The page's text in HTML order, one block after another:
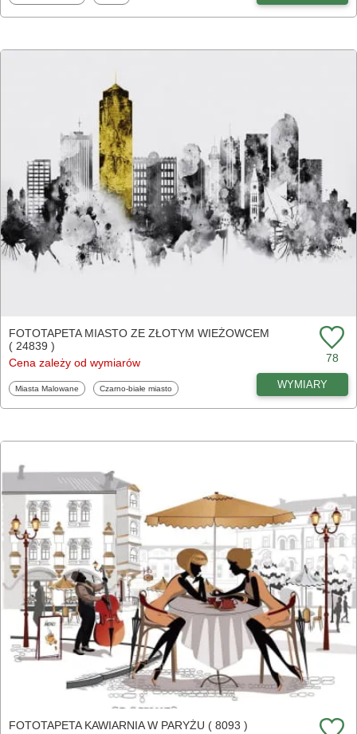
FOTOTAPETA MIASTO ZE ZŁOTYM WIEŻOWCEM
( 24839 )
Cena zależy od wymiarów
78
Fototapety
Miasta Malowane Fototapety
Czarno-białe miasto WYMIARY
FOTOTAPETA KAWIARNIA W PARYŻU ( 8093 )